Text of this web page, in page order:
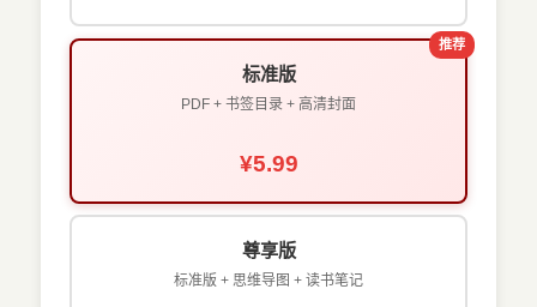
推荐
标准版
PDF + 书签目录 + 高清封面
¥5.99
尊享版
标准版 + 思维导图 + 读书笔记